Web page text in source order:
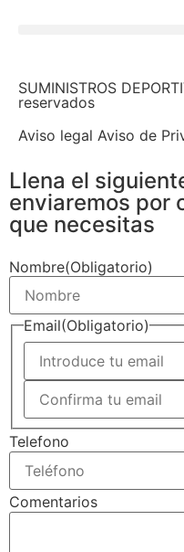
SUMINISTROS
reservados
Aviso legal Aviso de
Llena el
enviaremos por
que necesitas
Nombre(Obligatorio)
Email(Obligatorio)
Telefono
Comentarios